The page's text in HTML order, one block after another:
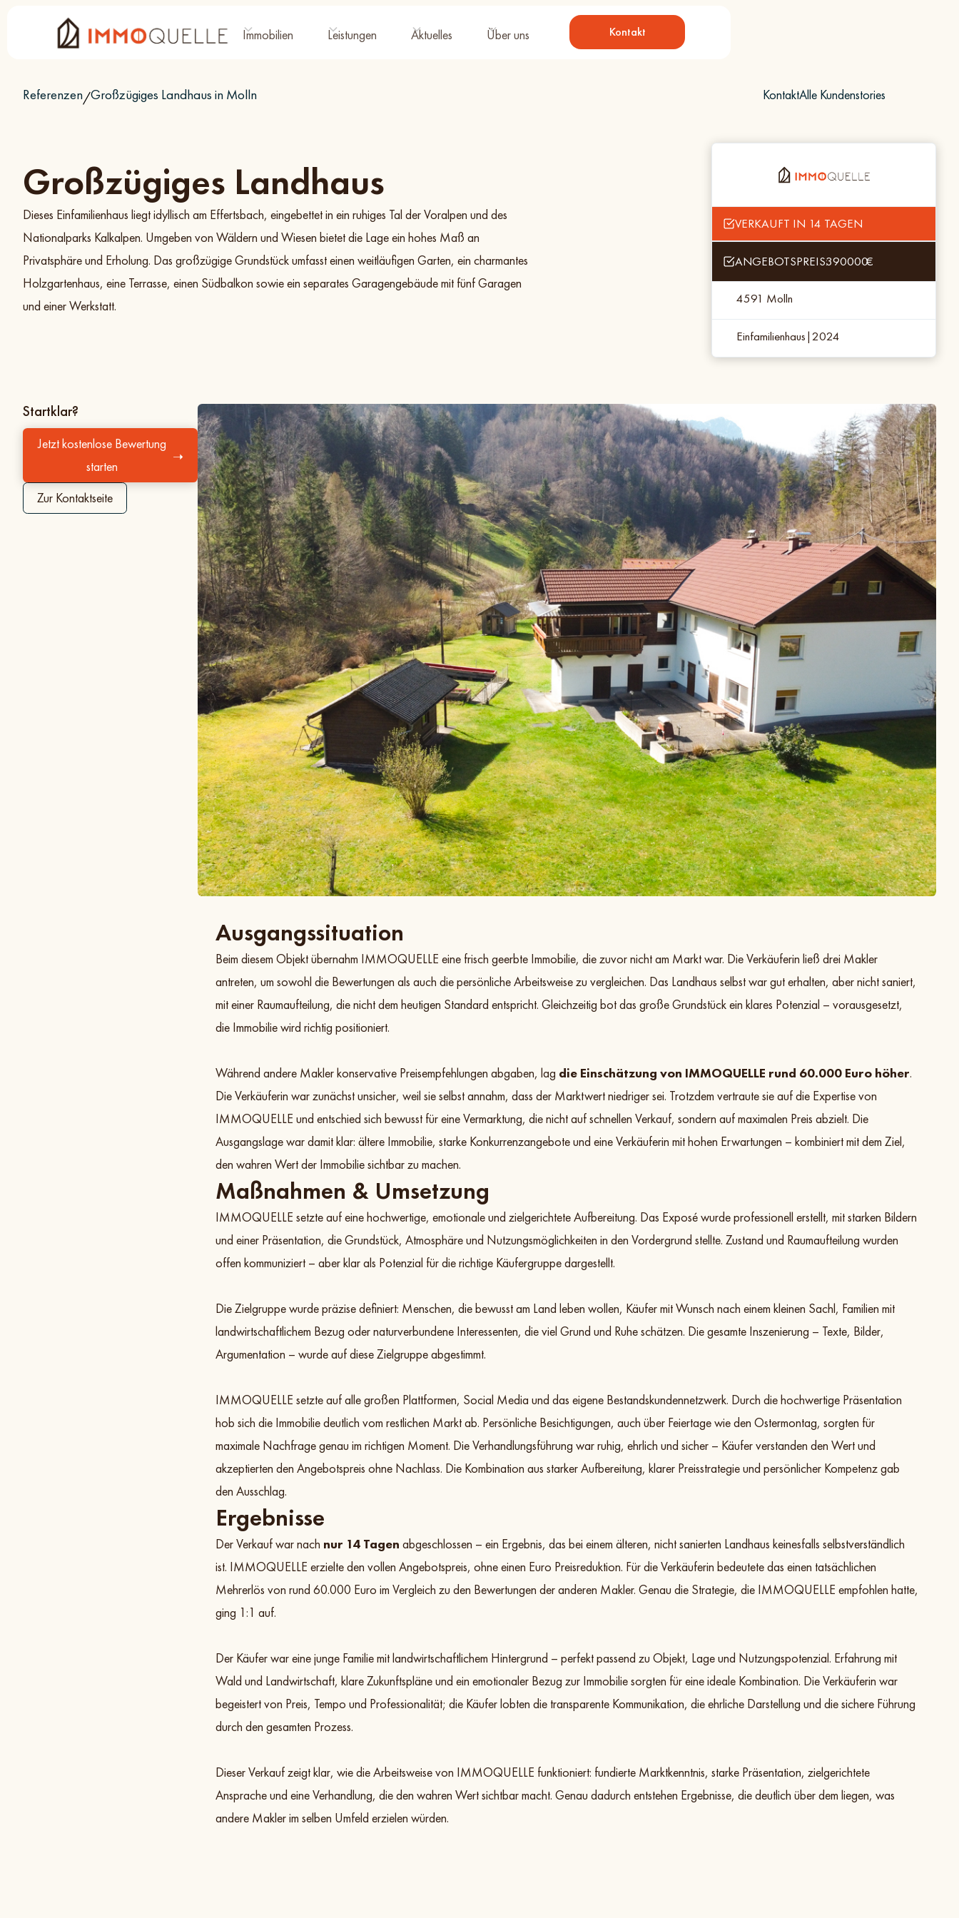
Immobilien Leistungen Aktuelles Über uns Kontakt
Referenzen/Großzügiges Landhaus in Molln
Großzügiges Landhaus
Dieses Einfamilienhaus liegt idyllisch am Effertsbach, eingebettet in ein ruhiges Tal der Voralpen und des
Nationalparks Kalkalpen. Umgeben von Wäldern und Wiesen bietet die Lage ein hohes Maß an
Privatsphäre und Erholung. Das großzügige Grundstück umfasst einen weitläufigen Garten, ein charmantes
Holzgartenhaus, eine Terrasse, einen Südbalkon sowie ein separates Garagengebäude mit fünf Garagen
und einer Werkstatt.
KontaktAlle Kundenstories
VERKAUFT IN 14 TAGEN
ANGEBOTSPREIS:390000€
4591 Molln
Einfamilienhaus|2024
Startklar?
Jetzt kostenlose Bewertung
starten
➝
Zur Kontaktseite
Ausgangssituation
Beim diesem Objekt übernahm IMMOQUELLE eine frisch geerbte Immobilie, die zuvor nicht am Markt war. Die Verkäuferin ließ drei Makler
antreten, um sowohl die Bewertungen als auch die persönliche Arbeitsweise zu vergleichen. Das Landhaus selbst war gut erhalten, aber nicht saniert,
mit einer Raumaufteilung, die nicht dem heutigen Standard entspricht. Gleichzeitig bot das große Grundstück ein klares Potenzial – vorausgesetzt,
die Immobilie wird richtig positioniert.
Während andere Makler konservative Preisempfehlungen abgaben, lag die Einschätzung von IMMOQUELLE rund 60.000 Euro höher.
Die Verkäuferin war zunächst unsicher, weil sie selbst annahm, dass der Marktwert niedriger sei. Trotzdem vertraute sie auf die Expertise von
IMMOQUELLE und entschied sich bewusst für eine Vermarktung, die nicht auf schnellen Verkauf, sondern auf maximalen Preis abzielt. Die
Ausgangslage war damit klar: ältere Immobilie, starke Konkurrenzangebote und eine Verkäuferin mit hohen Erwartungen – kombiniert mit dem Ziel,
den wahren Wert der Immobilie sichtbar zu machen.
Maßnahmen & Umsetzung
IMMOQUELLE setzte auf eine hochwertige, emotionale und zielgerichtete Aufbereitung. Das Exposé wurde professionell erstellt, mit starken Bildern
und einer Präsentation, die Grundstück, Atmosphäre und Nutzungsmöglichkeiten in den Vordergrund stellte. Zustand und Raumaufteilung wurden
offen kommuniziert – aber klar als Potenzial für die richtige Käufergruppe dargestellt.
Die Zielgruppe wurde präzise definiert: Menschen, die bewusst am Land leben wollen, Käufer mit Wunsch nach einem kleinen Sachl, Familien mit
landwirtschaftlichem Bezug oder naturverbundene Interessenten, die viel Grund und Ruhe schätzen. Die gesamte Inszenierung – Texte, Bilder,
Argumentation – wurde auf diese Zielgruppe abgestimmt.
IMMOQUELLE setzte auf alle großen Plattformen, Social Media und das eigene Bestandskundennetzwerk. Durch die hochwertige Präsentation
hob sich die Immobilie deutlich vom restlichen Markt ab. Persönliche Besichtigungen, auch über Feiertage wie den Ostermontag, sorgten für
maximale Nachfrage genau im richtigen Moment. Die Verhandlungsführung war ruhig, ehrlich und sicher – Käufer verstanden den Wert und
akzeptierten den Angebotspreis ohne Nachlass. Die Kombination aus starker Aufbereitung, klarer Preisstrategie und persönlicher Kompetenz gab
den Ausschlag.
Ergebnisse
Der Verkauf war nach nur 14 Tagen abgeschlossen – ein Ergebnis, das bei einem älteren, nicht sanierten Landhaus keinesfalls selbstverständlich
ist. IMMOQUELLE erzielte den vollen Angebotspreis, ohne einen Euro Preisreduktion. Für die Verkäuferin bedeutete das einen tatsächlichen
Mehrerlös von rund 60.000 Euro im Vergleich zu den Bewertungen der anderen Makler. Genau die Strategie, die IMMOQUELLE empfohlen hatte,
ging 1:1 auf.
Der Käufer war eine junge Familie mit landwirtschaftlichem Hintergrund – perfekt passend zu Objekt, Lage und Nutzungspotenzial. Erfahrung mit
Wald und Landwirtschaft, klare Zukunftspläne und ein emotionaler Bezug zur Immobilie sorgten für eine ideale Kombination. Die Verkäuferin war
begeistert von Preis, Tempo und Professionalität; die Käufer lobten die transparente Kommunikation, die ehrliche Darstellung und die sichere Führung
durch den gesamten Prozess.
Dieser Verkauf zeigt klar, wie die Arbeitsweise von IMMOQUELLE funktioniert: fundierte Marktkenntnis, starke Präsentation, zielgerichtete
Ansprache und eine Verhandlung, die den wahren Wert sichtbar macht. Genau dadurch entstehen Ergebnisse, die deutlich über dem liegen, was
andere Makler im selben Umfeld erzielen würden.